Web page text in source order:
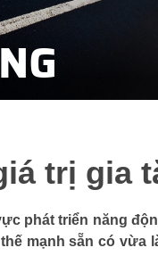
trị gia
phát triển năng
mạnh sẵn có vừa